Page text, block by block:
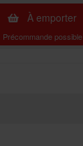
À emporter
Précommande possible